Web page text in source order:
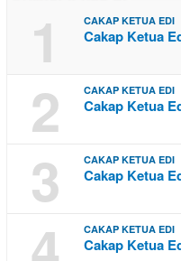
1 CAKAP KETUA EDI
Cakap Ketua
2 CAKAP KETUA EDI
Cakap Ketua
3 CAKAP KETUA EDI
Cakap Ketua
CAKAP KETUA EDI
Cakap Ketua